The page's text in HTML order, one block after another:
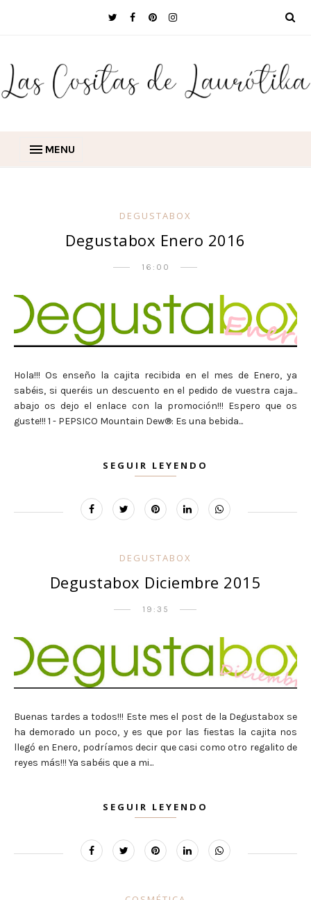
MENU
DEGUSTABOX
Degustabox Enero 2016
16:00
Hola!!! Os enseño la cajita recibida en el mes de Enero, ya
sabéis, si queréis un descuento en el pedido de vuestra caja...
abajo os dejo el enlace con la promoción!!! Espero que os
guste!!! 1 - PEPSICO Mountain Dew®: Es una bebida...
SEGUIR LEYENDO
DEGUSTABOX
Degustabox Diciembre 2015
19:35
Buenas tardes a todos!!! Este mes el post de la Degustabox se
ha demorado un poco, y es que por las fiestas la cajita nos
llegó en Enero, podríamos decir que casi como otro regalito de
reyes más!!! Ya sabéis que a mi...
SEGUIR LEYENDO